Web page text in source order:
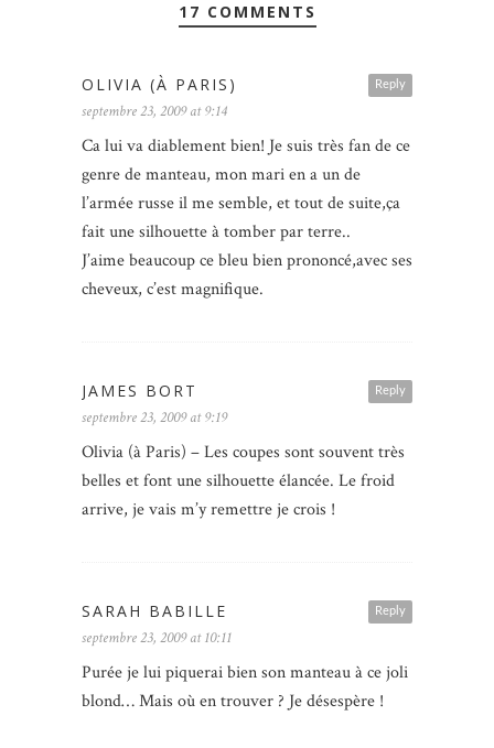
17 COMMENTS
Reply
OLIVIA (À PARIS)
septembre 23, 2009 at 9:14
Ca lui va diablement bien! Je suis très fan de ce
genre de manteau, mon mari en a un de
l’armée russe il me semble, et tout de suite,ça
fait une silhouette à tomber par terre..
J’aime beaucoup ce bleu bien prononcé,avec ses
cheveux, c’est magnifique.
Reply
JAMES BORT
septembre 23, 2009 at 9:19
Olivia (à Paris) – Les coupes sont souvent très
belles et font une silhouette élancée. Le froid
arrive, je vais m’y remettre je crois !
Reply
SARAH BABILLE
septembre 23, 2009 at 10:11
Purée je lui piquerai bien son manteau à ce joli
blond… Mais où en trouver ? Je désespère !